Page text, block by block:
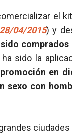
el
04/2015) y
comprados
sido la
en
sexo con
ciudades